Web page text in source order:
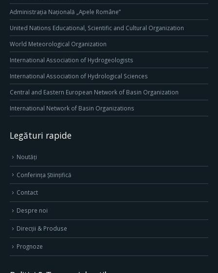
Administrația Națională „Apele Române”
United Nations Educational, Scientific and Cultural Organization
World Meteorological Organization
International Association of Hydrogeologists
International Association of Hydrological Sciences
Central and Eastern European Network of Basin Organization
International Network of Basin Organizations
Legături rapide
Noutăți
Conferința Științifică
Contact
Despre noi
Direcţii & Produse
Prognoze